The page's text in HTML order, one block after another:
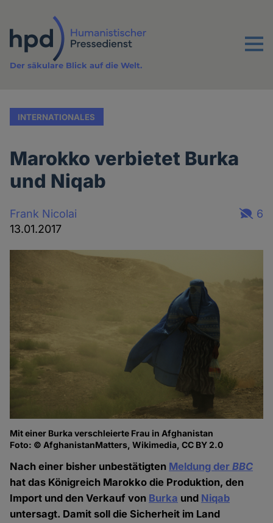
Inhalt
Menu
Der säkulare Blick auf die Welt.
INTERNATIONALES
Marokko verbietet Burka
und Niqab
Frank Nicolai
13.01.2017
6
Mit einer Burka verschleierte Frau in Afghanistan
Foto: © AfghanistanMatters, Wikimedia, CC BY 2.0
Nach einer bisher unbestätigten Meldung derBBC
hat das Königreich Marokko die Produktion, den
Import und den Verkauf von Burka und Niqab
untersagt. Damit soll die Sicherheit im Land